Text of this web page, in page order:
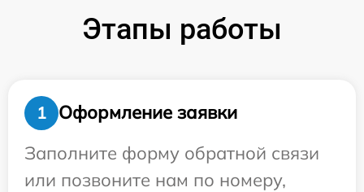
Этапы работы
1
Оформление заявки
Заполните форму обратной связи
или позвоните нам по номеру,